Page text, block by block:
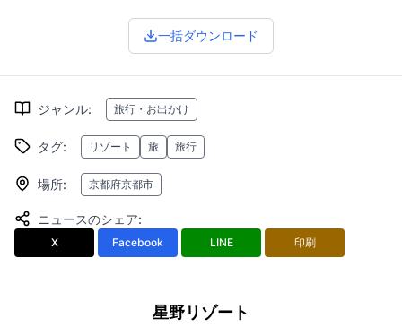
一括ダウンロード
ジャンル: 旅行・お出かけ
タグ: リゾート 旅 旅行
場所: 京都府京都市
ニュースのシェア:
X Facebook LINE 印刷
星野リゾート